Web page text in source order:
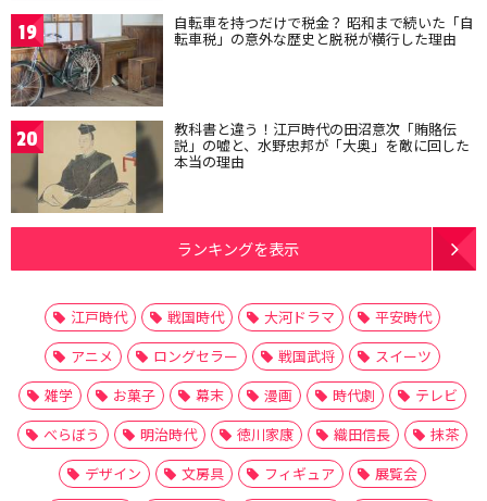
19 自転車を持つだけで税金？ 昭和まで続いた「自
転車税」の意外な歴史と脱税が横行した理由
20 教科書と違う！江戸時代の田沼意次「賄賂伝
説」の嘘と、水野忠邦が「大奥」を敵に回した
本当の理由
ランキングを表示
江戸時代 戦国時代 大河ドラマ
平安時代
アニメ
ロングセラー 戦国武将
スイーツ
雑学
お菓子 幕末 漫画 時代劇
テレビ
べらぼう
明治時代 徳川家康 織田信長
抹茶
デザイン
文房具 フィギュア
展覧会